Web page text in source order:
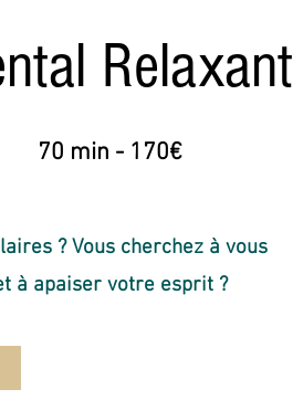
Relaxant
70 min - 170€
? Vous cherchez à vous
à apaiser votre esprit ?